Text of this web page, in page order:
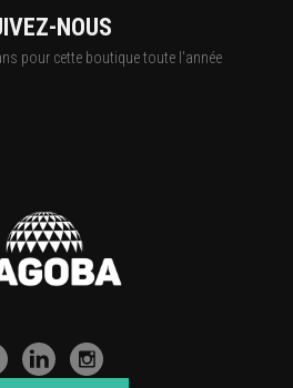
NOUS
pour cette boutique toute l'année